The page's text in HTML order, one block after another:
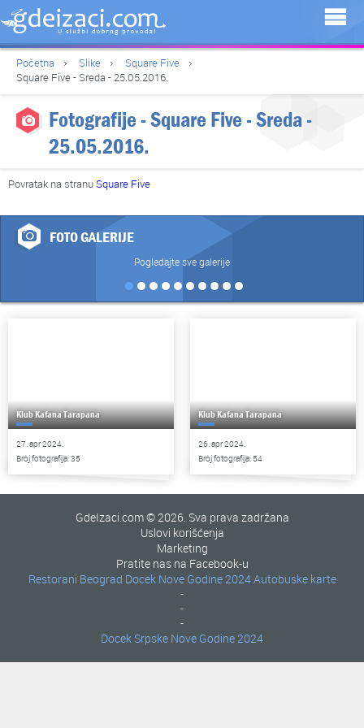
Početna Slike
Square Five
Square Five - Sreda - 25.05.2016.
Fotografije - Square Five - Sreda -
25.05.2016.
Povratak na stranu Square Five
FOTO GALERIJE
Pogledajte sve galerije
Klub Kafana Tarapana
27. apr 2024.
Broj fotografija: 35
Klub Kafana Tarapana
26. apr 2024.
Broj fotografija: 54
GdeIzaci.com © 2026. Sva prava zadržana
Uslovi korišćenja
Marketing
Pratite nas na Facebook-u
Restorani Beograd
-
Docek Nove Godine 2024
-
Autobuske karte
-
Docek Srpske Nove Godine 2024